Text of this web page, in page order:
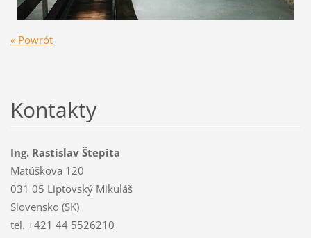
« Powrót
Kontakty
Ing. Rastislav Štepita
Matúškova 120
031 05 Liptovský Mikuláš
Slovensko (SK)
tel. +421 44 5526210